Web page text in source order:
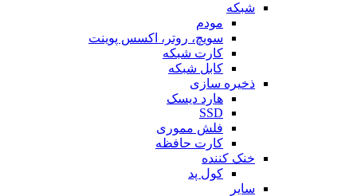
شبکه
مودم
سویچ، روتر، اکسس پوینت
کارت شبکه
کابل شبکه
ذخیره سازی
هارد دیسک
SSD
فلش مموری
کارت حافظه
خنک کننده
کول پد
سایر